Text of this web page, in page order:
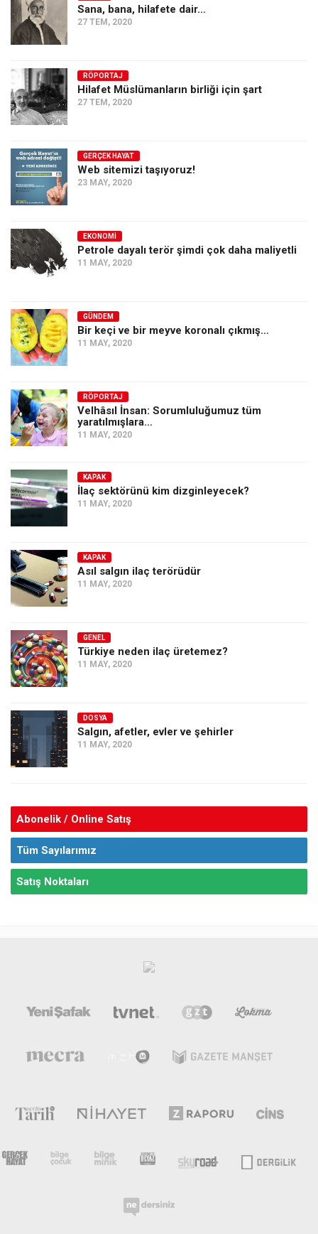
Sana, bana, hilafete dair…
27 TEM, 2020
RÖPORTAJ
Hilafet Müslümanların birliği için şart
27 TEM, 2020
GERÇEK HAYAT
Web sitemizi taşıyoruz!
23 MAY, 2020
EKONOMI
Petrole dayalı terör şimdi çok daha maliyetli
11 MAY, 2020
GÜNDEM
Bir keçi ve bir meyve koronalı çıkmış…
11 MAY, 2020
RÖPORTAJ
Velhâsıl İnsan: Sorumluluğumuz tüm
yaratılmışlara…
11 MAY, 2020
KAPAK
İlaç sektörünü kim dizginleyecek?
11 MAY, 2020
KAPAK
Asıl salgın ilaç terörüdür
11 MAY, 2020
GENEL
Türkiye neden ilaç üretemez?
11 MAY, 2020
DOSYA
Salgın, afetler, evler ve şehirler
11 MAY, 2020
Abonelik / Online Satış
Tüm Sayılarımız
Satış Noktaları